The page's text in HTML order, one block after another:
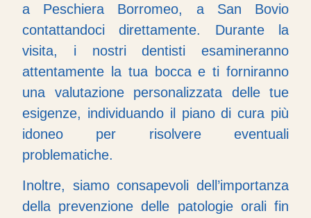
a Peschiera Borromeo, a San Bovio
contattandoci direttamente. Durante la
visita, i nostri dentisti esamineranno
attentamente la tua bocca e ti forniranno
una valutazione personalizzata delle tue
esigenze, individuando il piano di cura più
idoneo per risolvere eventuali
problematiche.
Inoltre, siamo consapevoli dell’importanza
della prevenzione delle patologie orali fin